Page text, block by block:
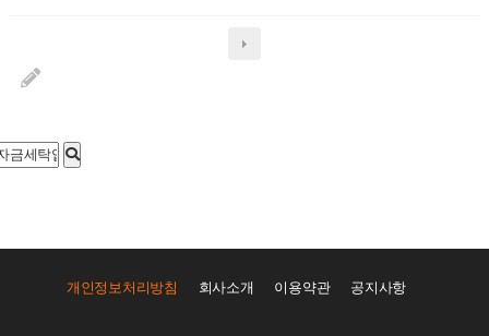
개인정보처리방침 회사소개 이용약관 공지사항